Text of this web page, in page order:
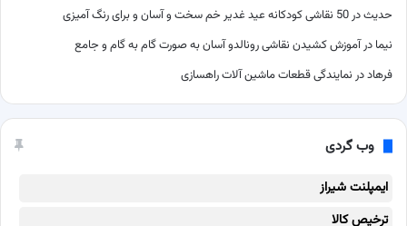
حدیثدر 50 نقاشی کودکانه عید غدیر خم سخت و آسان و برای رنگ آمیزی
نیما درآموزش کشیدن نقاشی رونالدو آسان به صورت گام به گام و جامع
فرهاددر نمایندگی قطعات ماشین آلات راهسازی
وب گردی
ایمپلنت شیراز
ترخیص کالا